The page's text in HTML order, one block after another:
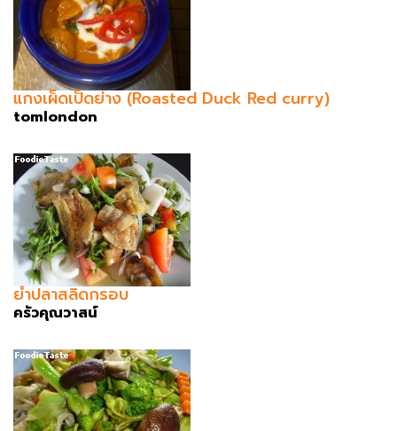
แกงเผ็ดเป็ดย่าง (Roasted Duck Red curry)
tomlondon
ยำปลาสลิดกรอบ
ครัวคุณวาสน์